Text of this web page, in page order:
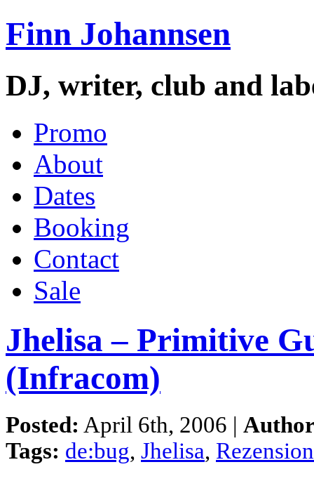
Finn Johannsen
DJ, writer, club and
Promo
About
Dates
Booking
Contact
Sale
Jhelisa – Primitive
(Infracom)
Posted: April 6th, 2006 |
Tags: de:bug, Jhelisa,